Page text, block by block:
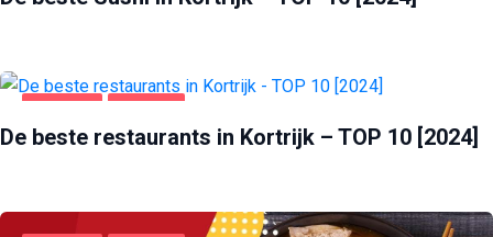
KORTRIJK VOEDING
De beste restaurants in Kortrijk – TOP 10 [2024]